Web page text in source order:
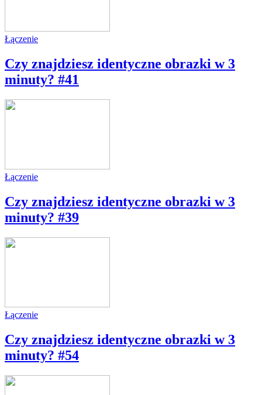
Łączenie
Czy znajdziesz identyczne obrazki w 3
minuty? #41
Łączenie
Czy znajdziesz identyczne obrazki w 3
minuty? #39
Łączenie
Czy znajdziesz identyczne obrazki w 3
minuty? #54